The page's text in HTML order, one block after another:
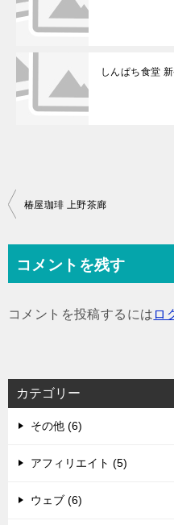
しんぱち食堂
投
ビ
ョ
ン
椿屋珈琲 上野茶廊
コメントを残す
コメントを投稿するには ロ
カテゴリー
その他 (6)
アフィリエイト (5)
ウェブ (6)